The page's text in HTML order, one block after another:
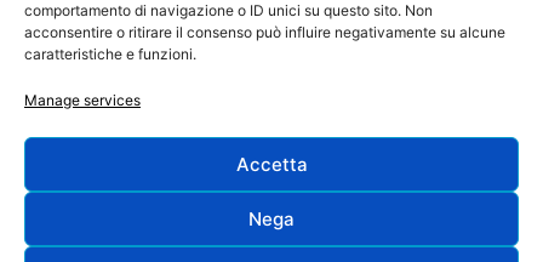
comportamento di navigazione o ID unici su questo sito. Non
acconsentire o ritirare il consenso può influire negativamente su alcune
caratteristiche e funzioni.
Manage services
Accetta
Nega
Progetto e sviluppo: